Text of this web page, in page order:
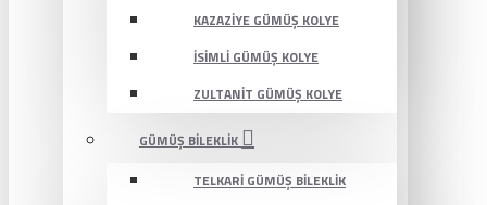
KAZAZIYE GÜMÜŞ KOLYE
İSIMLI GÜMÜŞ KOLYE
ZULTANIT GÜMÜŞ KOLYE
GÜMÜŞ BILEKLIK
TELKARI GÜMÜŞ BILEKLIK